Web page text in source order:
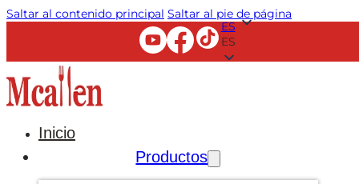
Saltar al contenido principal Saltar al pie de página
ES
ES
Inicio
Productos